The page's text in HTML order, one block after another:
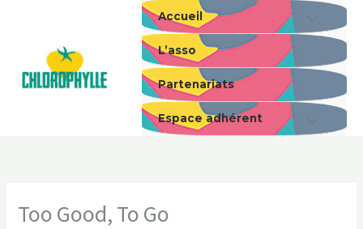
Accueil
L’asso
Partenariats
Espace adhérent
Too Good, To Go